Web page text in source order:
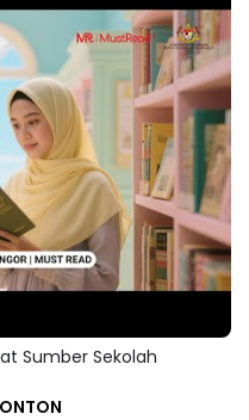
Sumber Sekolah